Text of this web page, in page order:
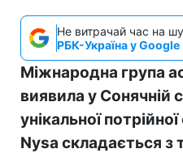
Не витрачай час на
РБК-Україна у Google
Міжнародна група
виявила у Сонячній
унікальної
Nysa складається з